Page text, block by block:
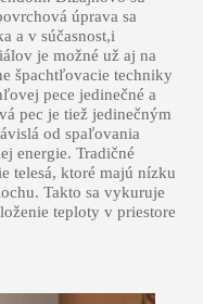
úprava sa
a v súčasnost,i
je možné už aj na
špachtľovacie techniky
pece jedinečné a
pec je tiež jedinečným
od spaľovania
energie. Tradičné
telesá, ktoré majú nízku
Takto sa vykuruje
teploty v priestore